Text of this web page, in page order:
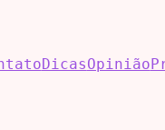
DicasOpinião